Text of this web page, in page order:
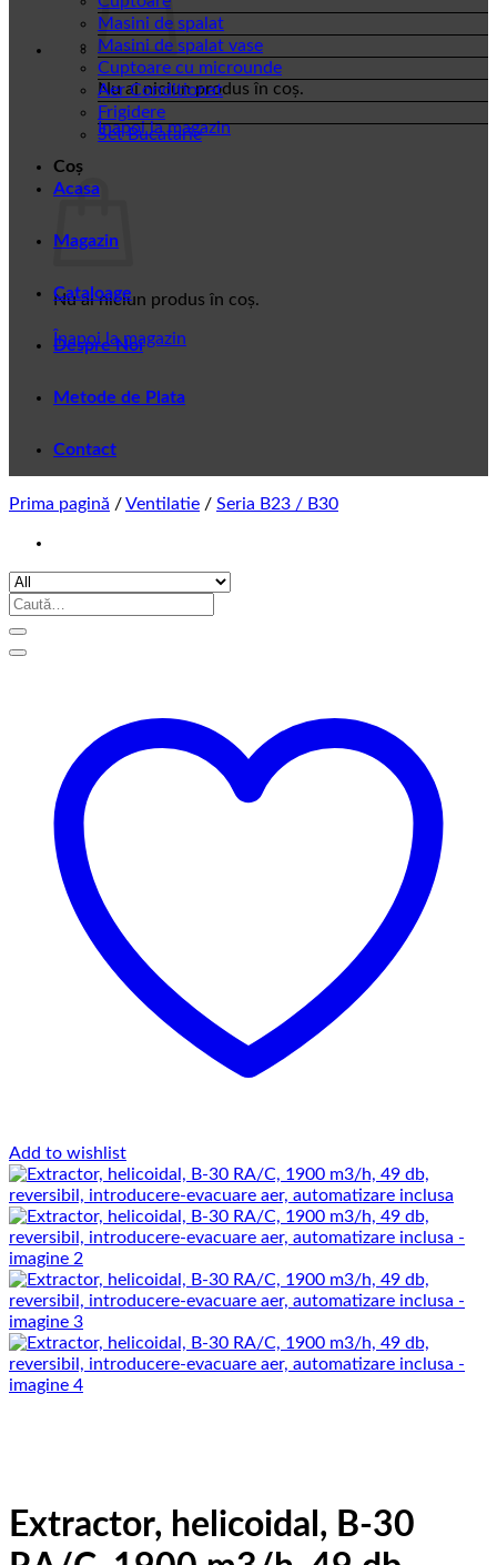
Nu ai niciun produs în coș.
Înapoi la magazin
Coș
Nu ai niciun produs în coș.
Înapoi la magazin
Masini de spalat
Masini de spalat vase
Cuptoare cu microunde
Aer Conditionat
Frigidere
Set Bucatarie
Acasa
Magazin
Cataloage
Despre Noi
Metode de Plata
Contact
Prima pagină /Ventilatie / Seria B23 / B30
Caută
Add to wishlist
Extractor, helicoidal, B-30